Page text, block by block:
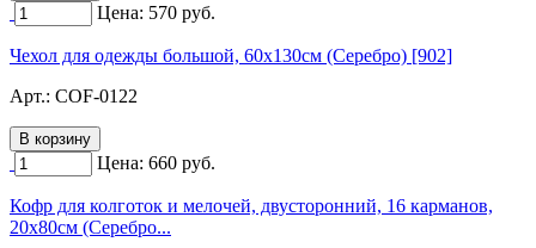
Цена: 570 руб.
Чехол для одежды большой, 60х130см (Серебро) [902]
Арт.: COF-0122
Цена: 660 руб.
Кофр для колготок и мелочей, двусторонний, 16 карманов,
20х80см (Серебро...